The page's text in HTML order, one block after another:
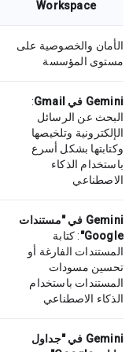
Workspace
الأمان والخصوصية على
مستوى المؤسسة
Gemini في Gmail
:
البحث عن الرسائل
الإلكترونية وتلخيصها
وكتابتها بشكل أسرع
باستخدام الذكاء
الاصطناعي
Gemini في "مستندات
Google" : كتابة
المستندات الفارغة أو
تحسين مسودات
المستندات باستخدام
الذكاء الاصطناعي
Gemini في "جداول